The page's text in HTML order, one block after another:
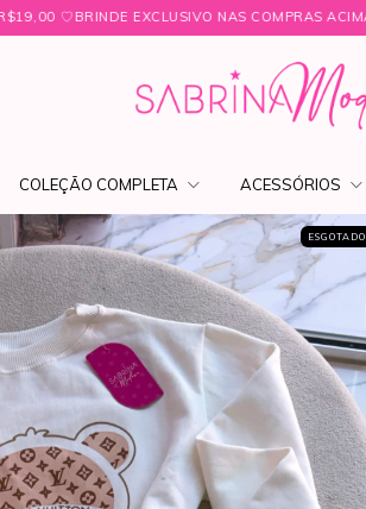
EXCLUSIVO NAS COMPRAS ACIMA DE R$349,99 ㅤ♡
COLEÇÃO COMPLETA ACESSÓRIOS
ESGOTADO